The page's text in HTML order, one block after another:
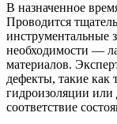
В назначенное
Проводится
инструментальные
необходимости —
материалов.
дефекты, такие
гидроизоляции
соответствие